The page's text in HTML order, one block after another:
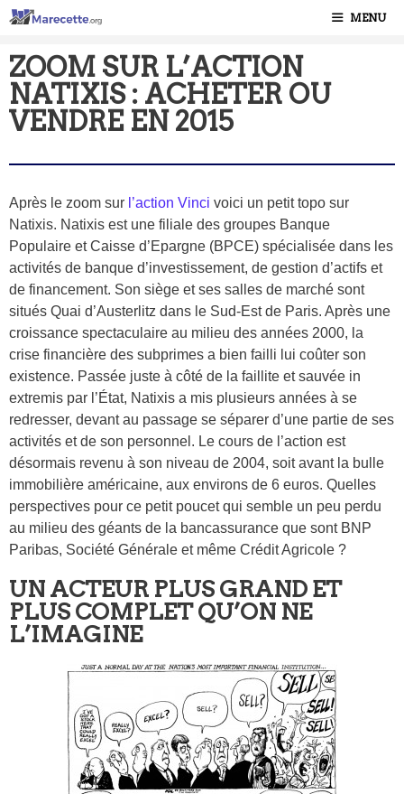
MENU
ZOOM SUR L’ACTION
NATIXIS : ACHETER OU
VENDRE EN 2015
Après le zoom sur l’action Vinci voici un petit topo sur
Natixis. Natixis est une filiale des groupes Banque
Populaire et Caisse d’Epargne (BPCE) spécialisée dans les
activités de banque d’investissement, de gestion d’actifs et
de financement. Son siège et ses salles de marché sont
situés Quai d’Austerlitz dans le Sud-Est de Paris. Après une
croissance spectaculaire au milieu des années 2000, la
crise financière des subprimes a bien failli lui coûter son
existence. Passée juste à côté de la faillite et sauvée in
extremis par l’État, Natixis a mis plusieurs années à se
redresser, devant au passage se séparer d’une partie de ses
activités et de son personnel. Le cours de l’action est
désormais revenu à son niveau de 2004, soit avant la bulle
immobilière américaine, aux environs de 6 euros. Quelles
perspectives pour ce petit poucet qui semble un peu perdu
au milieu des géants de la bancassurance que sont BNP
Paribas, Société Générale et même Crédit Agricole ?
UN ACTEUR PLUS GRAND ET
PLUS COMPLET QU’ON NE
L’IMAGINE